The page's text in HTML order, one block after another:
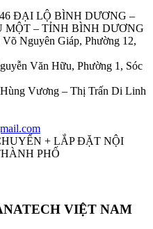
ĐẠI LỘ BÌNH DƯƠNG –
MỘT – TỈNH BÌNH DƯƠNG
Võ Nguyên Giáp, Phường 12,
Văn Hữu, Phường 1, Sóc
Vương – Thị Trấn Di Linh
+ LẮP ĐẶT NỘI
PHỐ
VIỆT NAM